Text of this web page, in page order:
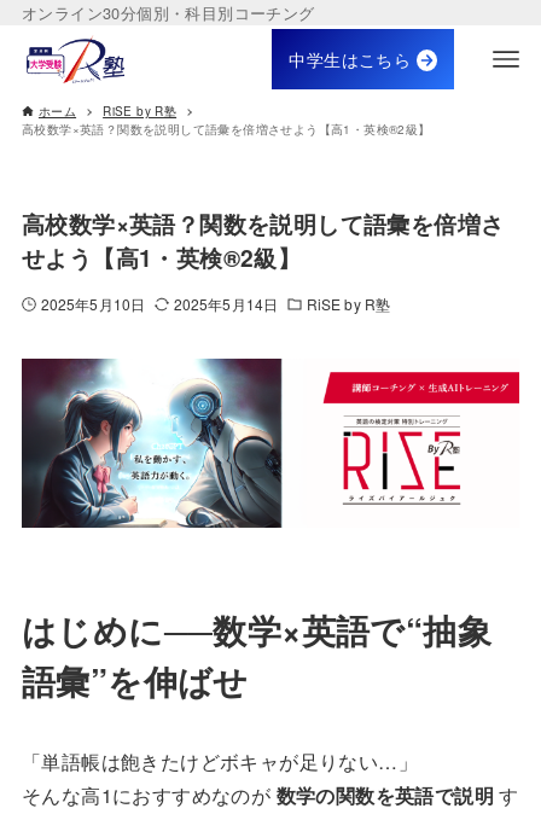
オンライン30分個別・科目別コーチング
中学生はこちら
ホーム
RiSE by R塾
高校数学×英語？関数を説明して語彙を倍増させよう【高1・英検®️2級】
高校数学×英語？関数を説明して語彙を倍増さ
せよう【高1・英検®️2級】
2025年5月10日 2025年5月14日 RiSE by R塾
はじめに──数学×英語で“抽象
語彙”を伸ばせ
「単語帳は飽きたけどボキャが足りない…」
そんな高1におすすめなのが 数学の関数を英語で説明 す